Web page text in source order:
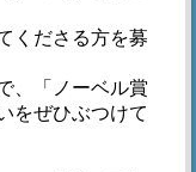
くださる方を募
、「ノーベル賞
をぜひぶつけて